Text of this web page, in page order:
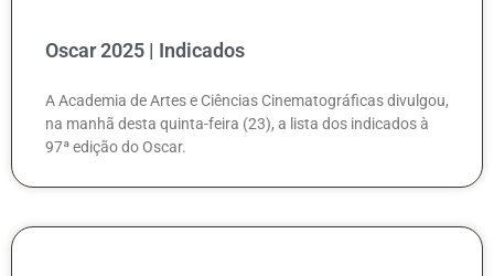
Oscar 2025 | Indicados
A Academia de Artes e Ciências Cinematográficas divulgou,
na manhã desta quinta-feira (23), a lista dos indicados à
97ª edição do Oscar.